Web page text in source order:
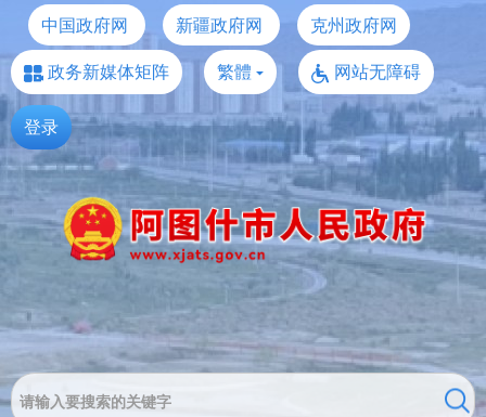
中国政府网 新疆政府网
克州政府网
政务新媒体矩阵
繁體 网站无障碍
登录